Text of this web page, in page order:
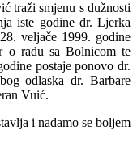
traži smjenu s dužnosti
iste godine dr. Ljerka
veljače 1999. godine
o radu sa Bolnicom te
postaje ponovo dr.
odlaska dr. Barbare
Vuić.
i nadamo se boljem